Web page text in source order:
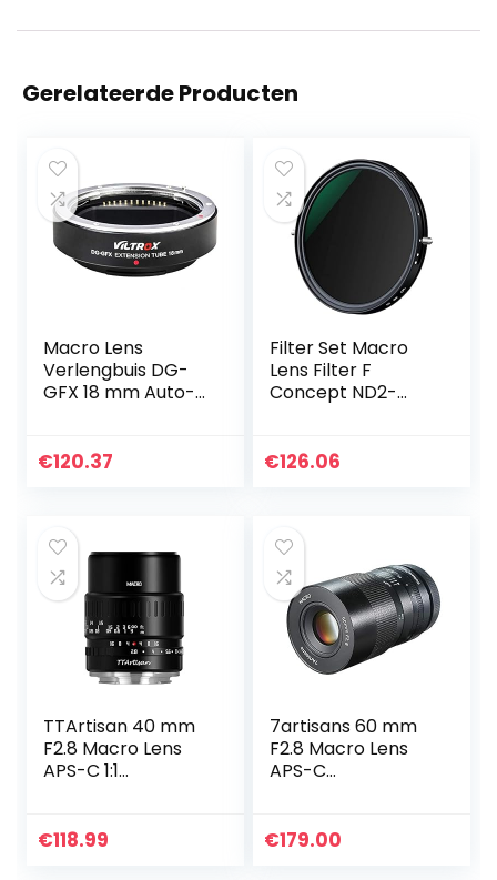
Gerelateerde Producten
Macro Lens
Verlengbuis DG-
GFX 18 mm Auto-
voor Fuji G-mount
€120.37
Filter Set Macro
Lens Filter F
Concept ND2-
Circulaire
€126.06
TTArtisan 40 mm
F2.8 Macro Lens
APS-C 1:1
focus Prime vaste
€118.99
7artisans 60 mm
F2.8 Macro Lens
APS-C
Mount Camera’s
€179.00